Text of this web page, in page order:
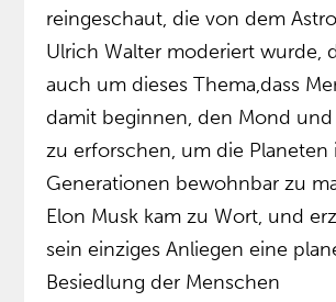
reingeschaut, die von dem
Ulrich Walter moderiert wurde,
auch um dieses Thema,dass
damit beginnen, den Mond und
zu erforschen, um die Planeten
Generationen bewohnbar zu
Elon Musk kam zu Wort, und
sein einziges Anliegen eine
Besiedlung der Menschen